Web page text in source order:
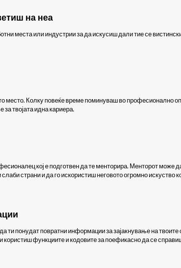
на неа
места или индустрии за да искусиш дали тие се
место. Колку повеќе време поминуваш во професионално
твојата идна кариера.
кој е подготвен да те менторира. Менторот може
страни и да го искористиш неговото огромно искуство
ти понудат повратни информации за зајакнување на
користиш функциите и кодовите за поефикасно да се